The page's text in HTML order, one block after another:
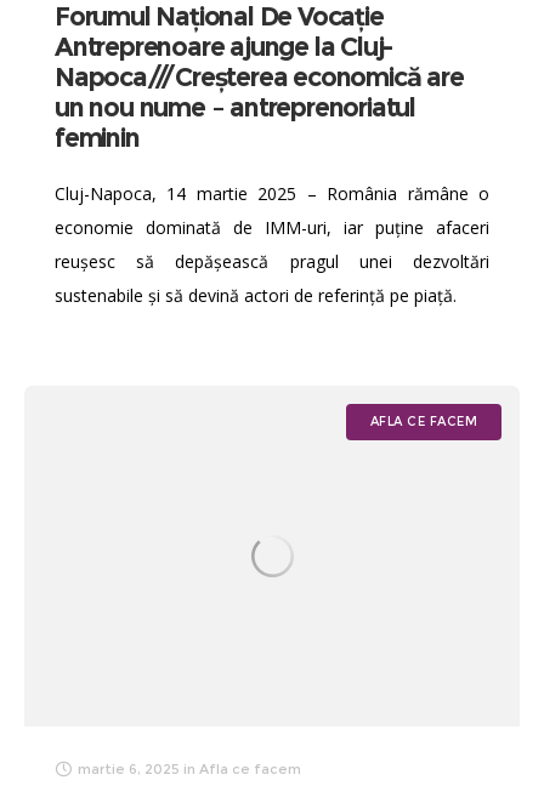
Forumul Național De Vocație
Antreprenoare ajunge la Cluj-
Napoca///Creșterea economică are
un nou nume – antreprenoriatul
feminin
Cluj-Napoca, 14 martie 2025 – România rămâne o
economie dominată de IMM-uri, iar puține afaceri
reușesc să depășească pragul unei dezvoltări
sustenabile și să devină actori de referință pe piață.
AFLA CE FACEM
martie 6, 2025 in Afla ce facem